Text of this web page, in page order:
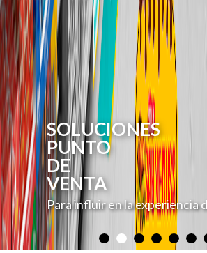
IMPRESIÓN
DIGITAL
MULTISUSTRATOS